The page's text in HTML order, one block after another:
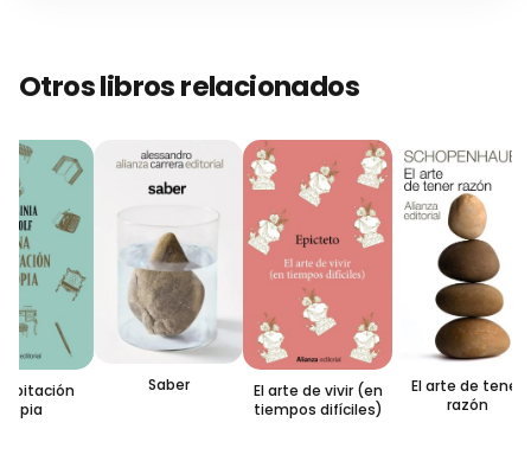
Otros libros relacionados
Saber
El arte de vivir (en
tiempos difíciles)
El arte de tener
razón